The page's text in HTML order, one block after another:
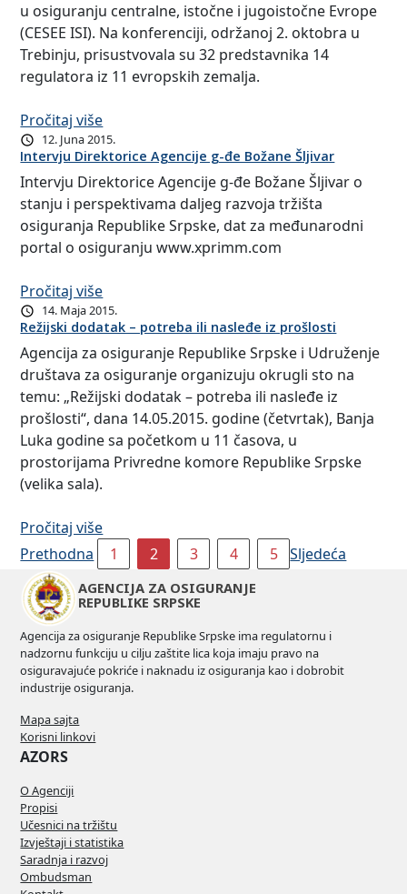
u osiguranju centralne, istočne i jugoistočne Evrope
(CESEE ISI). Na konferenciji, održanoj 2. oktobra u
Trebinju, prisustvovala su 32 predstavnika 14
regulatora iz 11 evropskih zemalja.
Pročitaj više
12. Juna 2015.
Intervju Direktorice Agencije g-đe Božane Šljivar
Intervju Direktorice Agencije g-đe Božane Šljivar o
stanju i perspektivama daljeg razvoja tržišta
osiguranja Republike Srpske, dat za međunarodni
portal o osiguranju www.xprimm.com
Pročitaj više
14. Maja 2015.
Režijski dodatak – potreba ili nasleđe iz prošlosti
Agencija za osiguranje Republike Srpske i Udruženje
društava za osiguranje organizuju okrugli sto na
temu: „Režijski dodatak – potreba ili nasleđe iz
prošlosti“, dana 14.05.2015. godine (četvrtak), Banja
Luka godine sa početkom u 11 časova, u
prostorijama Privredne komore Republike Srpske
(velika sala).
Pročitaj više
Prethodna
1 2 3 4 5 Sljedeća
AGENCIJA ZA OSIGURANJE
REPUBLIKE SRPSKE
Agencija za osiguranje Republike Srpske ima regulatornu i
nadzornu funkciju u cilju zaštite lica koja imaju pravo na
osiguravajuće pokriće i naknadu iz osiguranja kao i dobrobit
industrije osiguranja.
Mapa sajta
Korisni linkovi
AZORS
O Agenciji
Propisi
Učesnici na tržištu
Izvještaji i statistika
Saradnja i razvoj
Ombudsman